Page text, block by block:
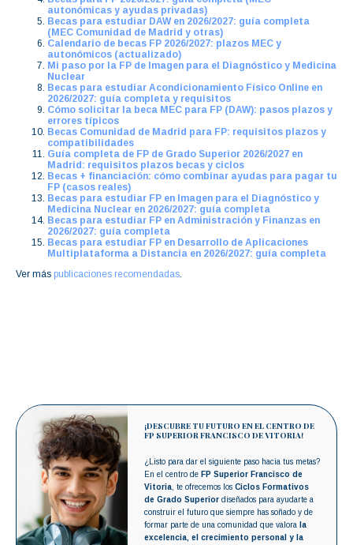
autonómicas y ayudas privadas)
Becas para estudiar DAW en 2026/2027: guía completa
(MEC Comunidad de Madrid y otras)
Calendario de becas FP 2026/2027: plazos MEC y
autonómicos (actualizado)
Mi paso por la FP de Imagen para el Diagnóstico y Medicina
Nuclear
Becas para estudiar Acondicionamiento Físico Online en
2026/2027: guía completa y requisitos
Cómo solicitar la beca MEC para FP (DAW): pasos plazos y
errores típicos
Becas Comunidad de Madrid para FP: requisitos plazos y
compatibilidades
Guía completa de FP de Grado Superior 2026/2027 en
Madrid: requisitos plazos becas y ciclos
Becas + financiación: cómo combinar ayudas para pagar tu
FP (casos reales)
Becas para estudiar FP en Imagen para el Diagnóstico y
Medicina Nuclear en 2026/2027: guía completa
Becas para estudiar FP en Administración y Finanzas en
2026/2027: guía completa
Becas para estudiar FP en Desarrollo de Aplicaciones
Multiplataforma a Distancia en 2026/2027: guía completa
Ver más publicaciones recomendadas.
¡DESCUBRE TU FUTURO EN EL CENTRO DE
FP SUPERIOR FRANCISCO DE VITORIA!
¿Listo para dar el siguiente paso hacia tus metas?
En el centro de FP Superior Francisco de
Vitoria , te ofrecemos losCiclos Formativos
de Grado Superior diseñados para ayudarte a
construir el futuro que siempre has soñado y de
formar parte de una comunidad que valora
la
excelencia, el crecimiento personal y la